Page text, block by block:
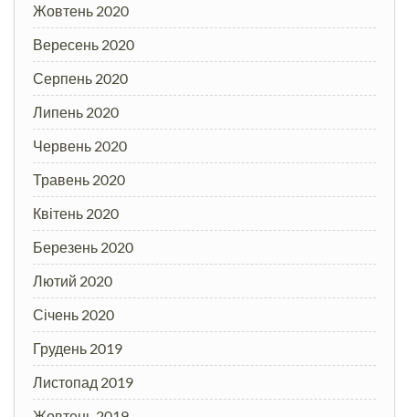
Жовтень 2020
Вересень 2020
Серпень 2020
Липень 2020
Червень 2020
Травень 2020
Квітень 2020
Березень 2020
Лютий 2020
Січень 2020
Грудень 2019
Листопад 2019